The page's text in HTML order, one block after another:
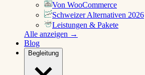
Von WooCommerce
Schweizer Alternativen 2026
Leistungen & Pakete
Alle anzeigen →
Blog
Begleitung